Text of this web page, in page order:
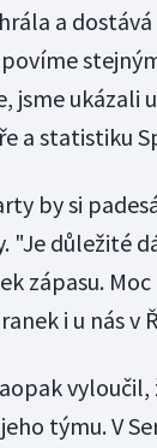
a
jsme ukázali
a statistiku
by si
"Je důležité
zápasu.
i u nás v
týmu. V